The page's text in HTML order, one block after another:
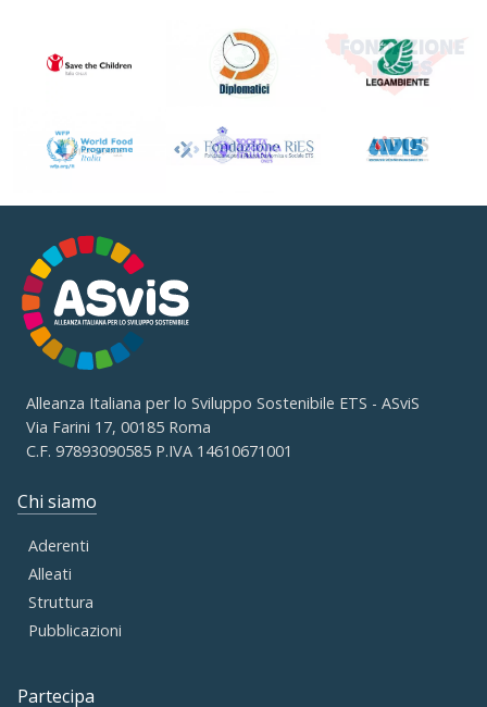
Alleanza Italiana per lo Sviluppo Sostenibile ETS - ASviS
Via Farini 17, 00185 Roma
C.F. 97893090585 P.IVA 14610671001
Chi siamo
Aderenti
Alleati
Struttura
Pubblicazioni
Partecipa